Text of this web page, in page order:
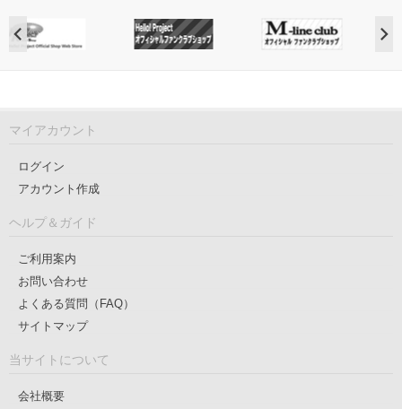
マイアカウント
ログイン
アカウント作成
ヘルプ＆ガイド
ご利用案内
お問い合わせ
よくある質問（FAQ）
サイトマップ
当サイトについて
会社概要